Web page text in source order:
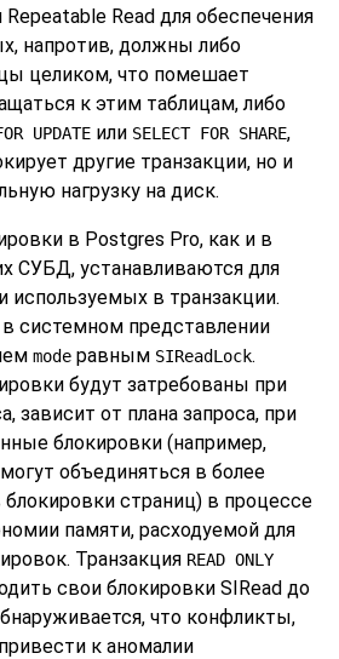
Read для обеспечения
напротив, должны либо
целиком, что помешает
к этим таблицам, либо
UPDATE или SELECT FOR SHARE,
другие транзакции, но и
нагрузку на диск.
в Postgres Pro, как и в
СУБД, устанавливаются для
используемых в транзакции.
системном представлении
mode равным SIReadLock.
будут затребованы при
зависит от плана запроса, при
блокировки (например,
объединяться в более
страниц) в процессе
памяти, расходуемой для
Транзакция READ ONLY
свои блокировки SIRead до
что конфликты,
к аномалии